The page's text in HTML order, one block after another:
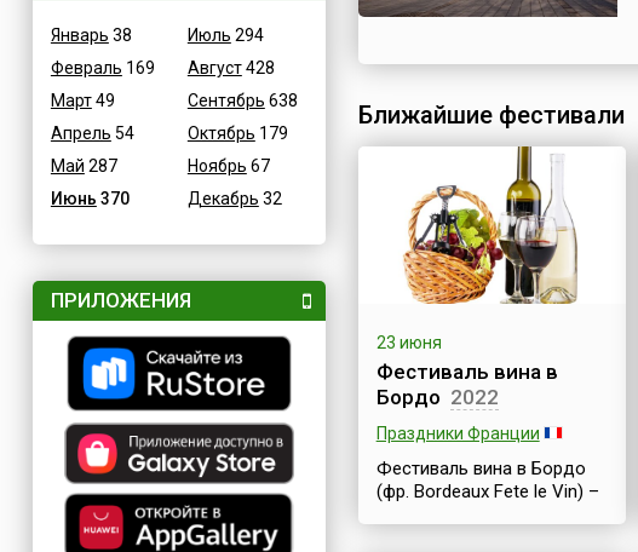
Январь 38
Февраль 169
Март49
Апрель 54
Май 287
Июнь 370
Июль 294
Август428
Сентябрь 638
Октябрь 179
Ноябрь 67
Декабрь 32
ПРИЛОЖЕНИЯ
Ближайшие фестивали
23 июня
Фестиваль вина в
Бордо 2022
Праздники Франции
Фестиваль вина в Бордо
(фр. Bordeaux Fete le Vin) –